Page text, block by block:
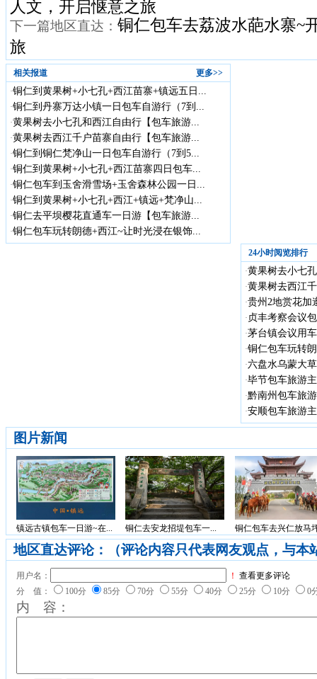
人文，开启惬意之旅
下一篇地区直达： 铜仁包车去荔波水葩水寨~
旅
更多>>
相关报道
·铜仁到黄果树+小七孔+西江苗寨+镇远五日...
·铜仁到丹寨万达小镇一日包车自游行（7到...
·黄果树去小七孔和西江自由行【包车旅游...
·黄果树去西江千户苗寨自由行【包车旅游...
·铜仁到铜仁梵净山一日包车自游行（7到5...
·铜仁到黄果树+小七孔+西江苗寨四日包车...
·铜仁包车到玉舍滑雪场+玉舍森林公园一日...
·铜仁到黄果树+小七孔+西江+镇远+梵净山...
·铜仁去平坝樱花直通车一日游【包车旅游...
·铜仁包车玩转朗德+西江~让时光浸在银饰...
24小时阅览排行
·黄果树去小七
·黄果树去西江
·贵州2地赏花加
· 贞丰考察会议
·茅台镇会议用
·铜仁包车玩转
·六盘水乌蒙大
·毕节包车旅游
·黔南州包车旅
·安顺包车旅游
图片新闻
镇远古镇包车一日游~在... 铜仁去安龙招堤包车一... 铜仁包车去兴仁放马
地区直达评论：（评论内容只代表网友观点，与本
用户名： ！ 查看更多评论
分 值：
100分 85分 70分 55分 40分 25分 10分 0
内 容：